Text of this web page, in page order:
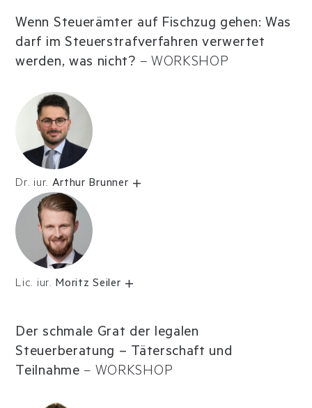
Wenn Steuerämter auf Fischzug gehen: Was
darf im Steuerstrafverfahren verwertet
werden, was nicht? – WORKSHOP
Dr. iur. Arthur Brunner
Lic. iur. Moritz Seiler
Der schmale Grat der legalen
Steuerberatung – Täterschaft und
Teilnahme – WORKSHOP